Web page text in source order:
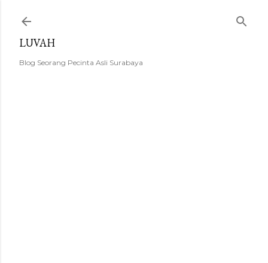
LUVAH
Blog Seorang Pecinta Asli Surabaya